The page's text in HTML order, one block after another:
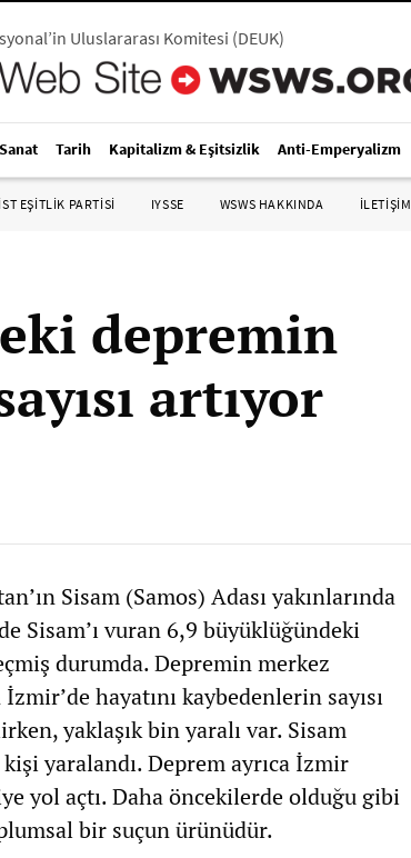
Uluslararası Komitesi (DEUK)
Tarih Kapitalizm & Eşitsizlik Anti-Emperyalizm
EŞITLIK PARTISI IYSSE WSWS HAKKINDA İLETİŞİM
depremin
artıyor
Sisam (Samos) Adası yakınlarında
Sisam’ı vuran 6,9 büyüklüğündeki
durumda. Depremin merkez
hayatını kaybedenlerin sayısı
yaklaşık bin yaralı var. Sisam
yaralandı. Deprem ayrıca İzmir
yol açtı. Daha öncekilerde olduğu gibi
bir suçun ürünüdür.